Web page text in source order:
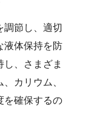
調節し、適切
液体保持を防
、さまざま
カリウム、
を確保するの